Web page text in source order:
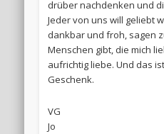
drüber nachdenken und
Jeder von uns will geliebt
dankbar und froh, sagen
Menschen gibt, die mich
aufrichtig liebe. Und das
Geschenk.
VG
Jo